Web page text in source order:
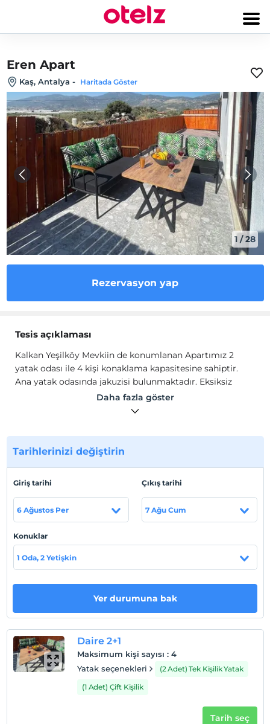
Eren Apart
Kaş, Antalya - Haritada Göster
1 /28
Rezervasyon yap
Tesis açıklaması
Kalkan Yeşilköy Mevkiin de konumlanan Apartımız 2
yatak odası ile 4 kişi konaklama kapasitesine sahiptir.
Ana yatak odasında jakuzisi bulunmaktadır. Eksiksiz
mutfak araç gereçleri ile sizi evinizde gibi
Kalkan Yeşilköy Mevkiin de konumlanmaktadır.
Sahil
Plaja 3 km mesafededir
En erken saat 16:00 ve sonrası
Check/out
En geç saat 10:00 ve öncesi
Evcil Hayvan
Daha fazla göster
Tarihlerinizi değiştirin
Giriş tarihi
6 Ağustos Per
Çıkış tarihi
7 Ağu Cum
Konuklar
1 Oda, 2 Yetişkin
Yer durumuna bak
Daire 2+1
Maksimum kişi sayısı : 4
Yatak seçenekleri
(2 Adet) Tek Kişilik Yatak
(1 Adet) Çift Kişilik
Tarih seç